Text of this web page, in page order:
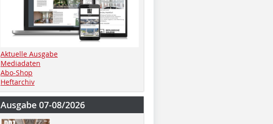
Aktuelle Ausgabe
Mediadaten
Abo-Shop
Heftarchiv
Ausgabe 07-08/2026